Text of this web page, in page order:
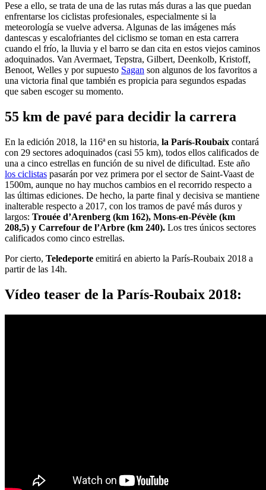
Pese a ello, se trata de una de las rutas más duras a las que puedan
enfrentarse los ciclistas profesionales, especialmente si la
meteorología se vuelve adversa. Algunas de las imágenes más
dantescas y escalofriantes del ciclismo se toman en esta carrera
cuando el frío, la lluvia y el barro se dan cita en estos viejos caminos
adoquinados. Van Avermaet, Tepstra, Gilbert, Deenkolb, Kristoff,
Benoot, Welles y por supuesto Sagan son algunos de los favoritos a
una victoria final que también es propicia para segundos espadas
que saben escoger su momento.
55 km de pavé para decidir la carrera
En la edición 2018, la 116ª en su historia, la París-Roubaix contará
con 29 sectores adoquinados (casi 55 km), todos ellos calificados de
una a cinco estrellas en función de su nivel de dificultad. Este año
los ciclistas pasarán por vez primera por el sector de Saint-Vaast de
1500m, aunque no hay muchos cambios en el recorrido respecto a
las últimas ediciones. De hecho, la parte final y decisiva se mantiene
inalterable respecto a 2017, con los tramos de pavé más duros y
largos: Trouée d’Arenberg (km 162), Mons-en-Pévèle (km
208,5) y Carrefour de l’Arbre (km 240). Los tres únicos sectores
calificados como cinco estrellas.
Por cierto, Teledeporte emitirá en abierto la París-Roubaix 2018 a
partir de las 14h.
Vídeo teaser de la París-Roubaix 2018: